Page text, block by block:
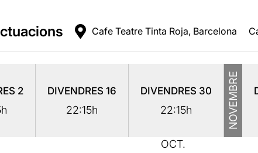
Cafe Teatre Tinta Roja, Barcelona
2 DIVENDRES 16
22:15h
DIVENDRES 30
22:15h NOVEMBRE
OCT.